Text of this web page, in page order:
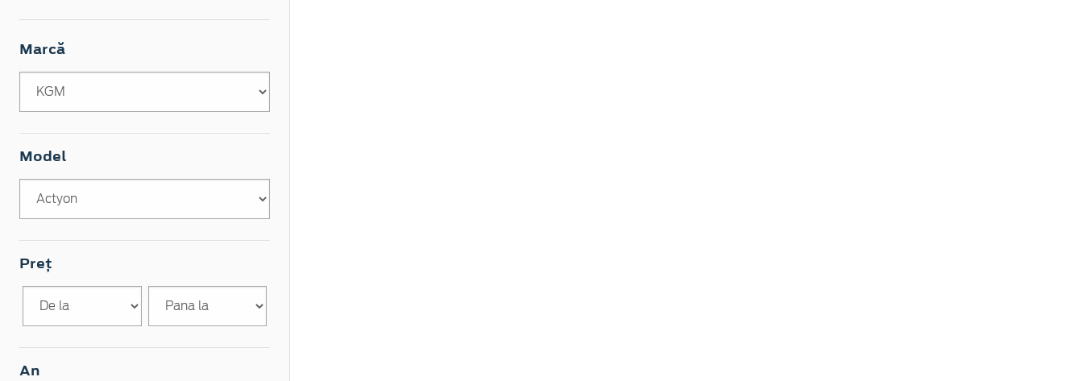
Marcă
Model
Preț
An